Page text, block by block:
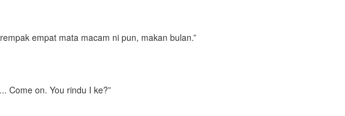
empat mata macam ni pun, makan bulan.”
Come on. You rindu I ke?”